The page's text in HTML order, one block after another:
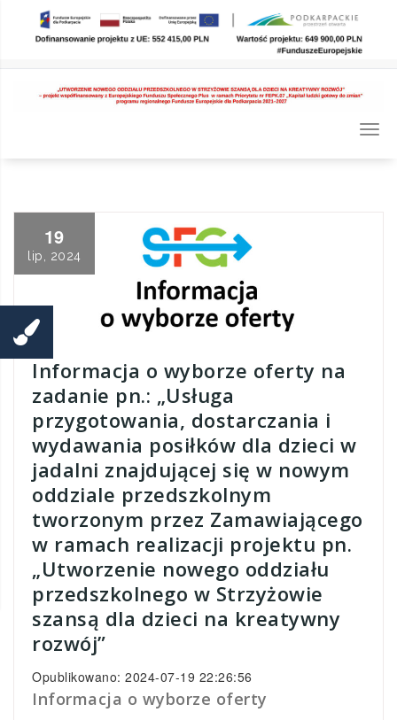
19
lip, 2024
Informacja o wyborze oferty na
zadanie pn.: „Usługa
przygotowania, dostarczania i
wydawania posiłków dla dzieci w
jadalni znajdującej się w nowym
oddziale przedszkolnym
tworzonym przez Zamawiającego
w ramach realizacji projektu pn.
„Utworzenie nowego oddziału
przedszkolnego w Strzyżowie
szansą dla dzieci na kreatywny
rozwój”
Opublikowano: 2024-07-19 22:26:56
Informacja o wyborze oferty